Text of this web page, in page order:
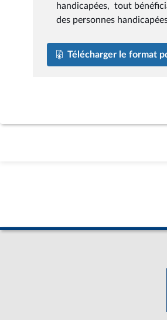
handicapées, tout
des personnes
Télécharger le format